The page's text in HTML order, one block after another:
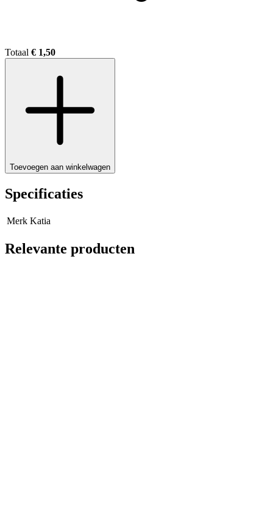
Totaal € 1,50
Toevoegen aan winkelwagen
Specificaties
Merk Katia
Relevante producten